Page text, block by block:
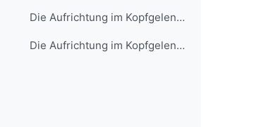
Die Aufrichtung im Kopfgelenk visualisieren und wa...
Die Aufrichtung im Kopfgelenk aktiv üben Du hast j...